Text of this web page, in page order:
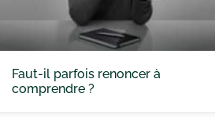
Faut-il parfois renoncer à
comprendre ?